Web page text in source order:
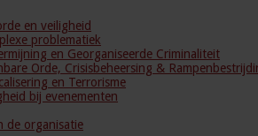
en veiligheid
problematiek
en Georganiseerde Criminaliteit
Orde, Crisisbeheersing &
en Terrorisme
bij evenementen
de organisatie